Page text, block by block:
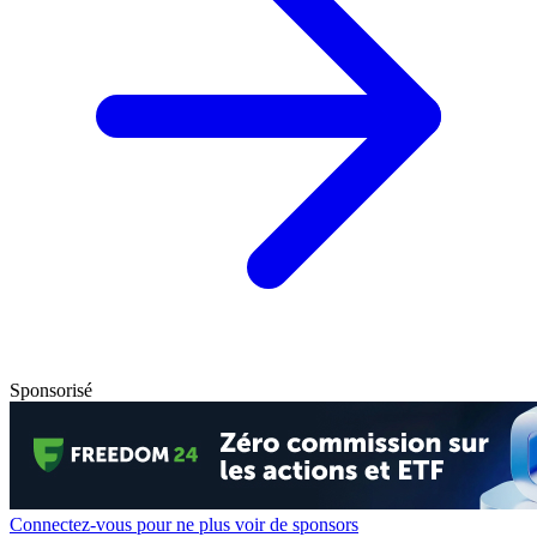
Sponsorisé
Connectez-vous pour ne plus voir de sponsors